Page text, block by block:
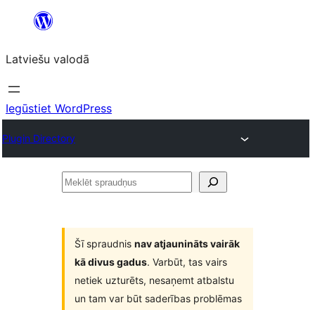
Pāriet
saturu
Latviešu valodā
Iegūstiet WordPress
Plugin Directory
Meklēt
Šī spraudnis nav atjaunināts vairāk
kā divus gadus. Varbūt, tas vairs
netiek uzturēts, nesaņemt atbalstu
un tam var būt saderības problēmas